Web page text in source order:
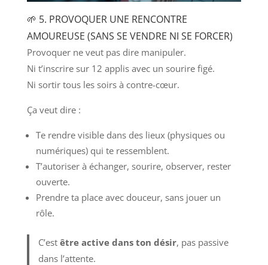
🌱 5. PROVOQUER UNE RENCONTRE
AMOUREUSE (SANS SE VENDRE NI SE FORCER)
Provoquer ne veut pas dire manipuler.
Ni t’inscrire sur 12 applis avec un sourire figé.
Ni sortir tous les soirs à contre-cœur.
Ça veut dire :
Te rendre visible dans des lieux (physiques ou
numériques) qui te ressemblent.
T’autoriser à échanger, sourire, observer, rester
ouverte.
Prendre ta place avec douceur, sans jouer un
rôle.
C’est être active dans ton désir, pas passive
dans l’attente.